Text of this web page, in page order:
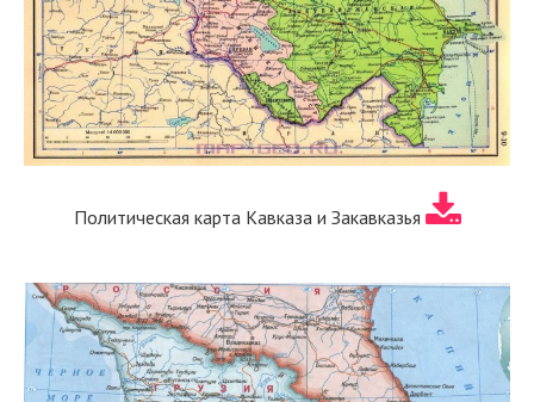
Политическая карта Кавказа и Закавказья